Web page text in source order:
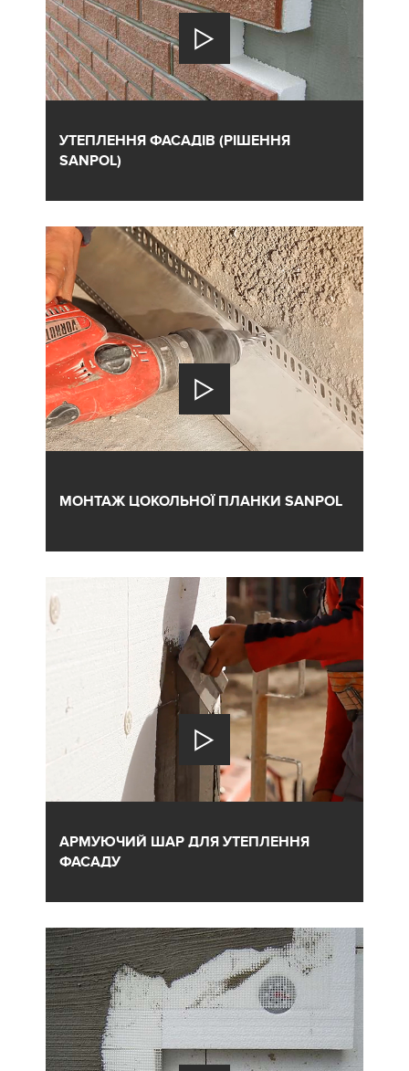
УТЕПЛЕННЯ ФАСАДІВ (РІШЕННЯ
SANPOL)
МОНТАЖ ЦОКОЛЬНОЇ ПЛАНКИ SANPOL
АРМУЮЧИЙ ШАР ДЛЯ УТЕПЛЕННЯ
ФАСАДУ